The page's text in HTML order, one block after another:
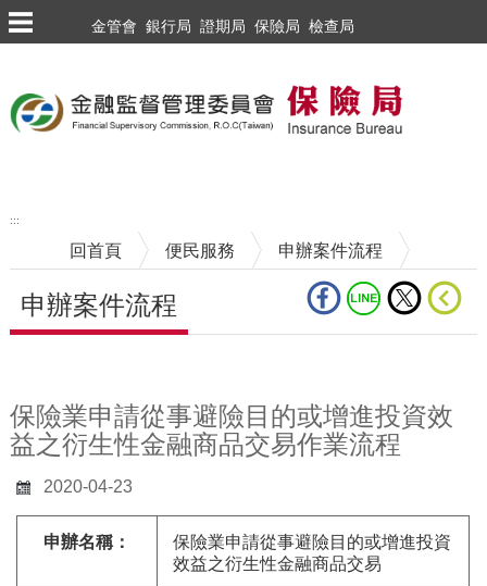
跳到主要內容區塊
金管會 銀行局 證期局 保險局 檢查局
:::
回首頁 便民服務 申辦案件流程
申辦案件流程
保險業申請從事避險目的或增進投資效
益之衍生性金融商品交易作業流程
2020-04-23
申辦名稱：
保險業申請從事避險目的或增進投資
效益之衍生性金融商品交易